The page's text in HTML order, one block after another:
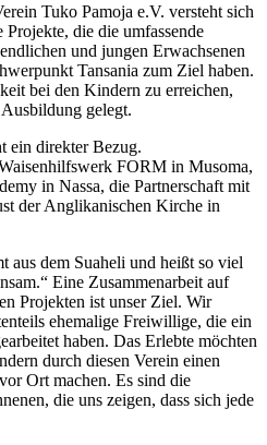
Tuko Pamoja e.V. versteht sich
die die umfassende
und jungen Erwachsenen
Tansania zum Ziel haben.
bei den Kindern zu erreichen,
gelegt.
ein direkter Bezug.
FORM in Musoma,
in Nassa, die Partnerschaft mit
der Anglikanischen Kirche in
aus dem Suaheli und heißt so viel
Eine Zusammenarbeit auf
Projekten ist unser Ziel. Wir
ehemalige Freiwillige, die ein
haben. Das Erlebte möchten
durch diesen Verein einen
Ort machen. Es sind die
die uns zeigen, dass sich jede